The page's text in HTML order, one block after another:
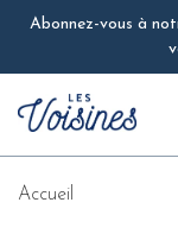
Abonnez-vous à
Accueil